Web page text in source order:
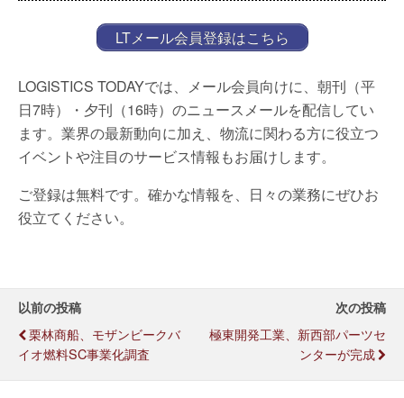
LTメール会員登録はこちら
LOGISTICS TODAYでは、メール会員向けに、朝刊（平
日7時）・夕刊（16時）のニュースメールを配信してい
ます。業界の最新動向に加え、物流に関わる方に役立つ
イベントや注目のサービス情報もお届けします。
ご登録は無料です。確かな情報を、日々の業務にぜひお
役立てください。
以前の投稿
栗林商船、モザンビークバ
イオ燃料SC事業化調査
次の投稿
極東開発工業、新西部パーツセ
ンターが完成